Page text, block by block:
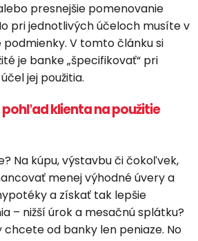
presnejšie pomenovanie
pri jednotlivých účeloch musíte v
podmienky. V tomto článku si
je banke „špecifikovať“ pri
jej použitia.
klienta na použitie
Na kúpu, výstavbu či čokoľvek,
menej výhodné úvery a
a získať tak lepšie
– nižší úrok a mesačnú splátku?
chcete od banky len peniaze. No